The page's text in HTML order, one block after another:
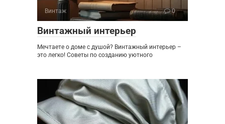
Винтаж 0
Винтажный интерьер
Мечтаете о доме с душой? Винтажный интерьер –
это легко! Советы по созданию уютного